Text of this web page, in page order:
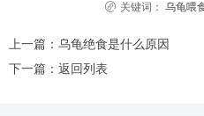
关键词： 乌龟喂
上一篇： 乌龟绝食是什么原因
下一篇： 返回列表